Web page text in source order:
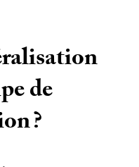
de
?